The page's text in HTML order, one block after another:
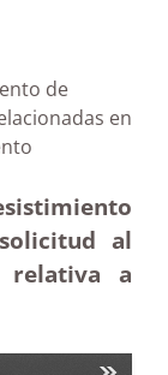
de
en
al
relativa a